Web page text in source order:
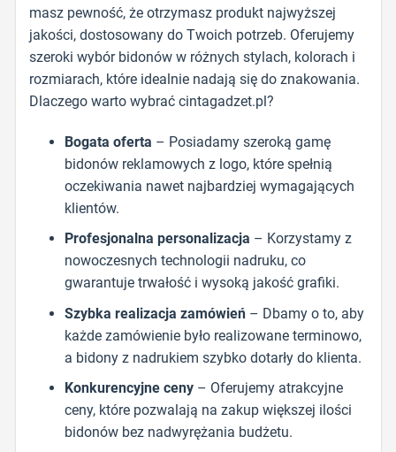
masz pewność, że otrzymasz produkt najwyższej
jakości, dostosowany do Twoich potrzeb. Oferujemy
szeroki wybór bidonów w różnych stylach, kolorach i
rozmiarach, które idealnie nadają się do znakowania.
Dlaczego warto wybrać cintagadzet.pl?
Bogata oferta – Posiadamy szeroką gamę
bidonów reklamowych z logo, które spełnią
oczekiwania nawet najbardziej wymagających
klientów.
Profesjonalna personalizacja – Korzystamy z
nowoczesnych technologii nadruku, co
gwarantuje trwałość i wysoką jakość grafiki.
Szybka realizacja zamówień– Dbamy o to, aby
każde zamówienie było realizowane terminowo,
a bidony z nadrukiem szybko dotarły do klienta.
Konkurencyjne ceny– Oferujemy atrakcyjne
ceny, które pozwalają na zakup większej ilości
bidonów bez nadwyrężania budżetu.